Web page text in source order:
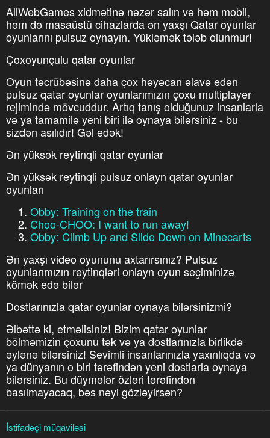
AllWebGames xidmətinə nəzər salın və həm mobil,
həm də masaüstü cihazlarda ən yaxşı Qatar oyunlar
oyunlarını pulsuz oynayın. Yükləmək tələb olunmur!
Çoxoyunçulu qatar oyunlar
Oyun təcrübəsinə daha çox həyəcan əlavə edən
pulsuz qatar oyunlar oyunlarımızın çoxu multiplayer
rejimində mövcuddur. Artıq tanış olduğunuz insanlarla
və ya tamamilə yeni biri ilə oynaya bilərsiniz - bu
sizdən asılıdır! Gəl edək!
Ən yüksək reytinqli qatar oyunlar
Ən yüksək reytinqli pulsuz onlayn qatar oyunlar
oyunları
Obby: Training on the train
Choo-CHOO: I want to run away!
Obby: Climb Up and Slide Down on Minecarts
Ən yaxşı video oyununu axtarırsınız? Pulsuz
oyunlarımızın reytinqləri onlayn oyun seçiminizə
kömək edə bilər
Dostlarınızla qatar oyunlar oynaya bilərsinizmi?
Əlbəttə ki, etməlisiniz! Bizim qatar oyunlar
bölməmizin çoxunu tək və ya dostlarınızla birlikdə
əylənə bilərsiniz! Sevimli insanlarınızla yaxınlıqda və
ya dünyanın o biri tərəfindən yeni dostlarla oynaya
bilərsiniz. Bu düymələr özləri tərəfindən
basılmayacaq, bəs nəyi gözləyirsən?
İstifadəçi müqaviləsi